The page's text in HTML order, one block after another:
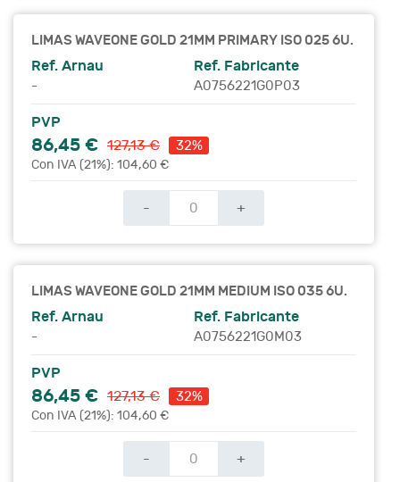
LIMAS WAVEONE GOLD 21MM PRIMARY ISO 025 6U.
Ref. Arnau
-
Ref. Fabricante
A0756221G0P03
PVP
86,45 € 127,13 €
32%
Con IVA (21%): 104,60 €
- +
LIMAS WAVEONE GOLD 21MM MEDIUM ISO 035 6U.
Ref. Arnau
-
Ref. Fabricante
A0756221G0M03
PVP
86,45 € 127,13 €
32%
Con IVA (21%): 104,60 €
- +